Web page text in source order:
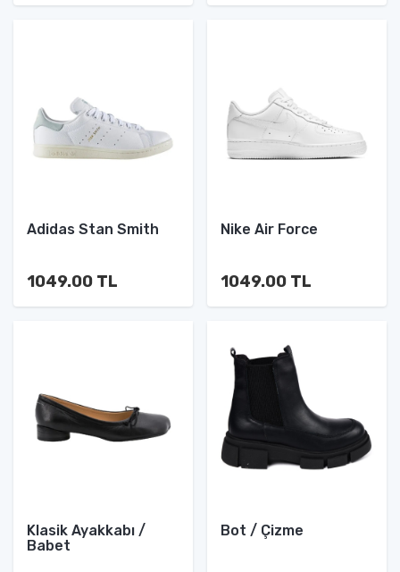
Adidas Stan Smith
1049.00 TL
Nike Air Force
1049.00 TL
Klasik Ayakkabı /
Babet
Bot / Çizme